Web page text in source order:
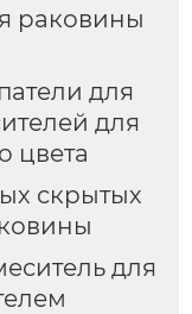
раковины
для
для
цвета
скрытых
для